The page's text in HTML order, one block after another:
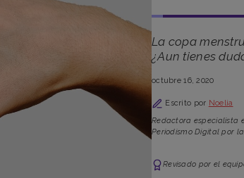
La copa
¿Aun tienes
octubre 16, 2020
Escrito por Noelia
Redactora especialista
Periodismo Digital por
Revisado por el